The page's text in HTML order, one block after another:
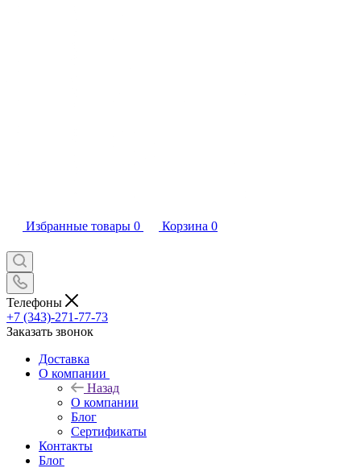
Избранные товары 0 Корзина 0
Телефоны
+7 (343)-271-77-73
Заказать звонок
Доставка
О компании
Назад
О компании
Блог
Сертификаты
Контакты
Блог